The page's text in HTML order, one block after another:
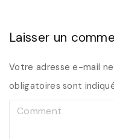
Laisser un
Votre adresse e-mail
obligatoires sont